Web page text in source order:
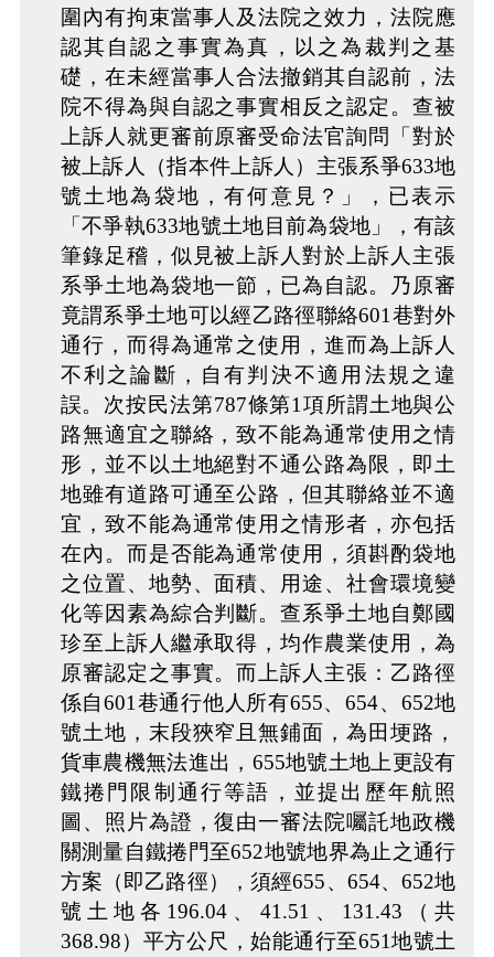
圍內有拘束當事人及法院之效力，法院應
認其自認之事實為真，以之為裁判之基
礎，在未經當事人合法撤銷其自認前，法
院不得為與自認之事實相反之認定。查被
上訴人就更審前原審受命法官詢問「對於
被上訴人（指本件上訴人）主張系爭633地
號土地為袋地，有何意見？」，已表示
「不爭執633地號土地目前為袋地」，有該
筆錄足稽，似見被上訴人對於上訴人主張
系爭土地為袋地一節，已為自認。乃原審
竟謂系爭土地可以經乙路徑聯絡601巷對外
通行，而得為通常之使用，進而為上訴人
不利之論斷，自有判決不適用法規之違
誤。次按民法第787條第1項所謂土地與公
路無適宜之聯絡，致不能為通常使用之情
形，並不以土地絕對不通公路為限，即土
地雖有道路可通至公路，但其聯絡並不適
宜，致不能為通常使用之情形者，亦包括
在內。而是否能為通常使用，須斟酌袋地
之位置、地勢、面積、用途、社會環境變
化等因素為綜合判斷。查系爭土地自鄭國
珍至上訴人繼承取得，均作農業使用，為
原審認定之事實。而上訴人主張：乙路徑
係自601巷通行他人所有655、654、652地
號土地，末段狹窄且無鋪面，為田埂路，
貨車農機無法進出，655地號土地上更設有
鐵捲門限制通行等語，並提出歷年航照
圖、照片為證，復由一審法院囑託地政機
關測量自鐵捲門至652地號地界為止之通行
方案（即乙路徑），須經655、654、652地
號土地各196.04、41.51、131.43（共
368.98）平方公尺，始能通行至651地號土